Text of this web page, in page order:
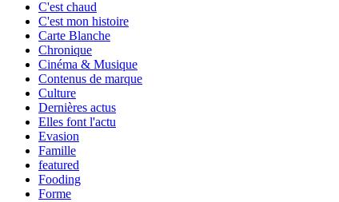
C'est chaud
C'est mon histoire
Carte Blanche
Chronique
Cinéma & Musique
Contenus de marque
Culture
Dernières actus
Elles font l'actu
Evasion
Famille
featured
Fooding
Forme